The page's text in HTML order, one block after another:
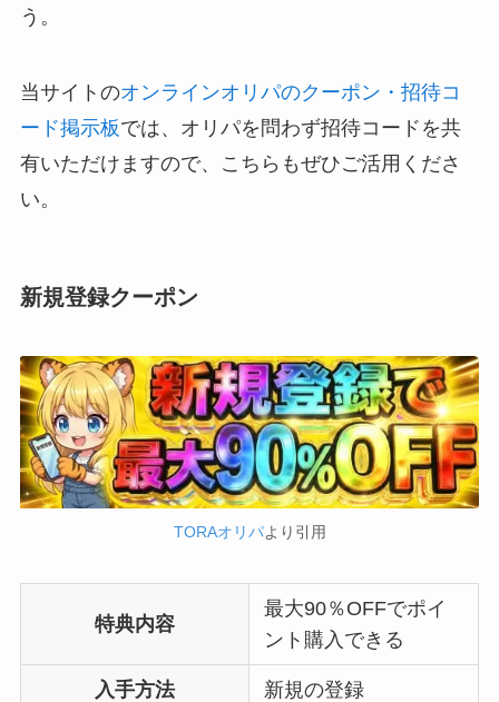
う。
当サイトのオンラインオリパのクーポン・招待コ
ード掲示板では、オリパを問わず招待コードを共
有いただけますので、こちらもぜひご活用くださ
い。
新規登録クーポン
TORAオリパより引用
特典内容
最大90％OFFでポイ
ント購入できる
入手方法 新規の登録